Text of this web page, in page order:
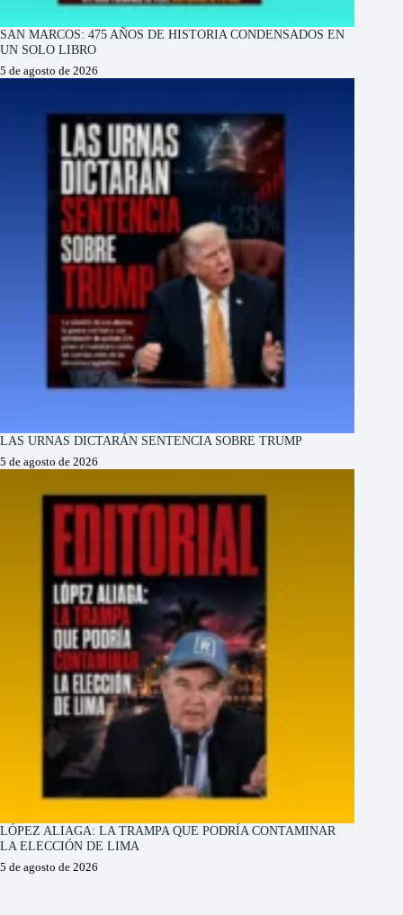
SAN MARCOS: 475 AÑOS DE HISTORIA CONDENSADOS EN
UN SOLO LIBRO
5 de agosto de 2026
LAS URNAS DICTARÁN SENTENCIA SOBRE TRUMP
5 de agosto de 2026
LÓPEZ ALIAGA: LA TRAMPA QUE PODRÍA CONTAMINAR
LA ELECCIÓN DE LIMA
5 de agosto de 2026